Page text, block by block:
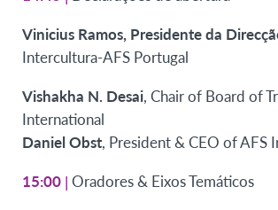
Vinicius Ramos, Presidente da
Intercultura-AFS Portugal
Vishakha N. Desai, Chair of Board of
International
Daniel Obst, President & CEO of AFS
15:00 | Oradores & Eixos Temáticos